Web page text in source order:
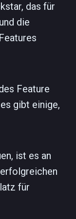
das für
die
Feature
gibt einige,
ist es an
für